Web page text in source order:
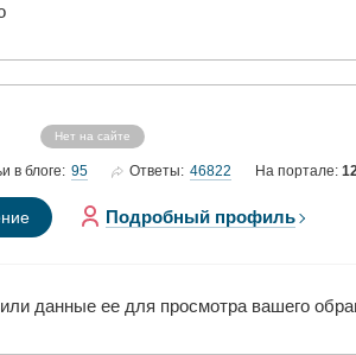
Нет на сайте
в блоге: 95 Ответы: 46822 На портале:
Подробный профиль
данные ее для просмотра вашего